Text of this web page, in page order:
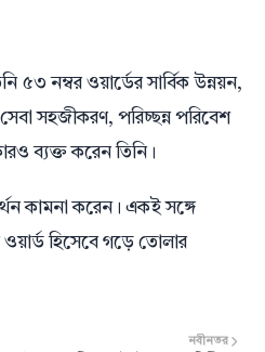
নম্বর ওয়ার্ডের সার্বিক উন্নয়ন,
সহজীকরণ, পরিচ্ছন্ন পরিবেশ
ব্যক্ত করেন তিনি।
কামনা করেন। একই সঙ্গে
হিসেবে গড়ে তোলার
নবীনতর